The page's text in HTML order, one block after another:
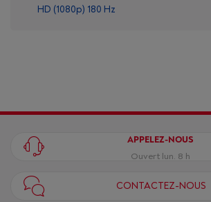
HD (1080p) 180 Hz
APPELEZ-NOUS
Ouvert lun. 8 h
CONTACTEZ-NOUS